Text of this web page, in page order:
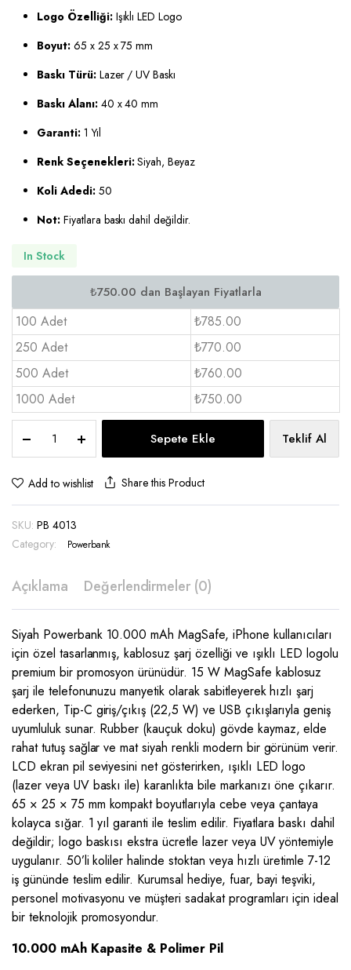
Logo Özelliği:Işıklı LED Logo
Boyut:65 x 25 x 75 mm
Baskı Türü:Lazer / UV Baskı
Baskı Alanı:40 x 40 mm
Garanti:1 Yıl
Renk Seçenekleri:Siyah, Beyaz
Koli Adedi:50
Not:Fiyatlara baskı dahil değildir.
In Stock
100 Adet
₺785.00
250 Adet
₺770.00
500 Adet
₺760.00
1000 Adet
₺750.00
10.000
mAh
MagSafe
PB
4013
quantity
Sepete Ekle Teklif Al
Add to wishlist Share this Product
SKU: PB 4013
Category:
Powerbank
Açıklama Değerlendirmeler (0)
Siyah Powerbank 10.000 mAh MagSafe, iPhone kullanıcıları
için özel tasarlanmış, kablosuz şarj özelliği ve ışıklı LED logolu
premium bir promosyon ürünüdür. 15 W MagSafe kablosuz
şarj ile telefonunuzu manyetik olarak sabitleyerek hızlı şarj
ederken, Tip-C giriş/çıkış (22,5 W) ve USB çıkışlarıyla geniş
uyumluluk sunar. Rubber (kauçuk doku) gövde kaymaz, elde
rahat tutuş sağlar ve mat siyah renkli modern bir görünüm verir.
LCD ekran pil seviyesini net gösterirken, ışıklı LED logo
(lazer veya UV baskı ile) karanlıkta bile markanızı öne çıkarır.
65 × 25 × 75 mm kompakt boyutlarıyla cebe veya çantaya
kolayca sığar. 1 yıl garanti ile teslim edilir. Fiyatlara baskı dahil
değildir; logo baskısı ekstra ücretle lazer veya UV yöntemiyle
uygulanır. 50’li koliler halinde stoktan veya hızlı üretimle 7-12
iş gününde teslim edilir. Kurumsal hediye, fuar, bayi teşviki,
personel motivasyonu ve müşteri sadakat programları için ideal
bir teknolojik promosyondur.
10.000 mAh Kapasite & Polimer Pil